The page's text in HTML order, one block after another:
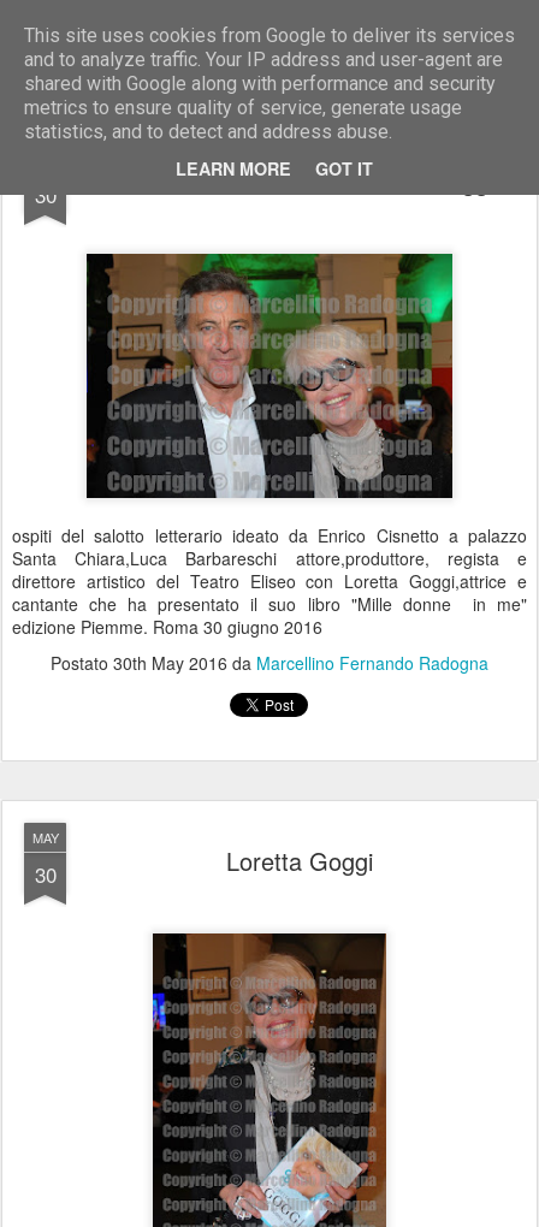
This site uses cookies from Google to deliver its services
and to analyze traffic. Your IP address and user-agent are
shared with Google along with performance and security
metrics to ensure quality of service, generate usage
statistics, and to detect and address abuse.
LEARN MORE GOT IT
Marcellino Radogna - Fotonotizie per la stampa
30 Luca Barbareschi con Loretta Goggi
ospiti del salotto letterario ideato da Enrico Cisnetto a palazzo
Santa Chiara,Luca Barbareschi attore,produttore, regista e
direttore artistico del Teatro Eliseo con Loretta Goggi,attrice e
cantante che ha presentato il suo libro "Mille donne in me"
edizione Piemme. Roma 30 giugno 2016
Postato 30th May 2016 da Marcellino Fernando Radogna
MAY
30 Loretta Goggi